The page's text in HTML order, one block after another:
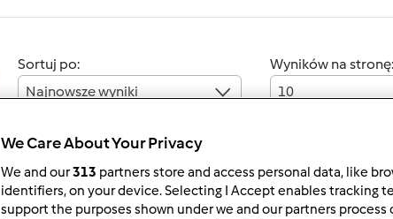
Sortuj po:
Najnowsze wyniki
Wyników na stronę:
10
We Care About Your Privacy
We and our313 partners store and access personal data, like
identifiers, on your device. Selecting I Accept enables tracking
support the purposes shown under we and our partners process